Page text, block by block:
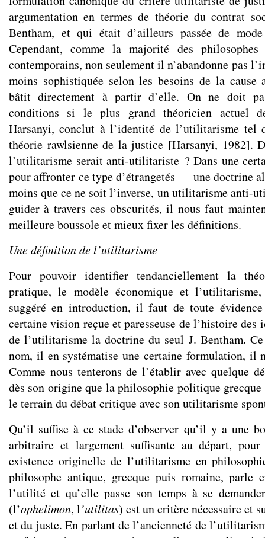
argumentation en termes de théorie du contrat
Bentham, et qui était d’ailleurs passée de
Cependant, comme la majorité des philosophes
contemporains, non seulement il n’abandonne pas
moins sophistiquée selon les besoins de la cause
bâtit directement à partir d’elle. On ne doit
conditions si le plus grand théoricien actuel
Harsanyi, conclut à l’identité de l’utilitarisme tel
théorie rawlsienne de la justice [Harsanyi, 1982].
l’utilitarisme serait anti-utilitariste ? Dans une
pour affronter ce type d’étrangetés — une doctrine
moins que ce ne soit l’inverse, un utilitarisme
guider à travers ces obscurités, il nous faut
meilleure boussole et mieux fixer les définitions.
Une définition de l’utilitarisme
Pour pouvoir identifier tendanciellement la
pratique, le modèle économique et l’utilitarisme,
suggéré en introduction, il faut de toute
certaine vision reçue et paresseuse de l’histoire des
de l’utilitarisme la doctrine du seul J. Bentham.
nom, il en systématise une certaine formulation, il
Comme nous tenterons de l’établir avec quelque
dès son origine que la philosophie politique grecque
le terrain du débat critique avec son utilitarisme
Qu’il suffise à ce stade d’observer qu’il y a une
arbitraire et largement suffisante au départ,
existence originelle de l’utilitarisme en
philosophe antique, grecque puis romaine, parle
l’utilité et qu’elle passe son temps à se
(l’ophelimon, l’utilitas) est un critère nécessaire et
et du juste. En parlant de l’ancienneté de